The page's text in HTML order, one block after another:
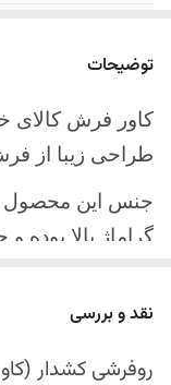
ارسال کالا
توضیحات
کاور فرش کالای
طراحی زیبا از
جنس این محصول
گراماژ بالا بوده
چهار گوشه این
نقد و بررسی
روفرشی کشدار